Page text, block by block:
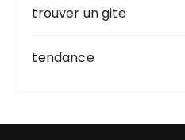
trouver un gite
tendance